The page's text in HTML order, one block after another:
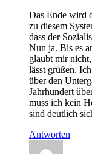
Das Ende wird
zu diesem
dass der
Nun ja. Bis es
glaubt mir
lässt grüßen.
über den
Jahrhundert
muss ich kein
sind deutlich
Antworten